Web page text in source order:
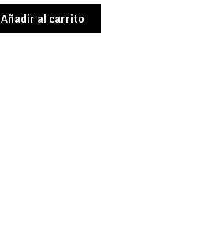
Añadir al carrito